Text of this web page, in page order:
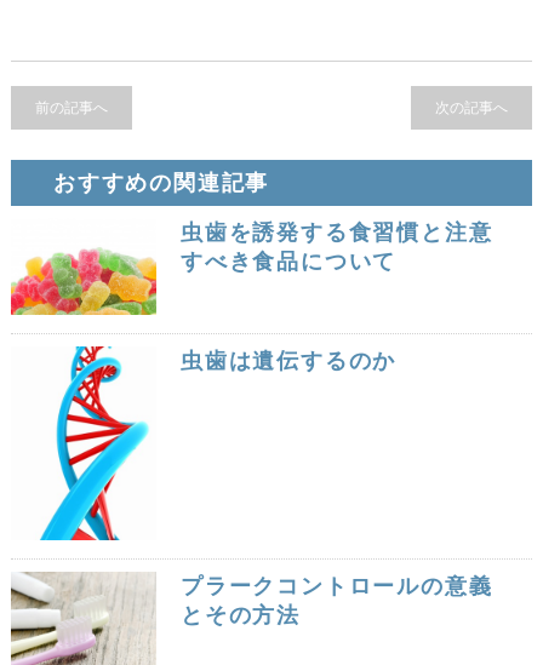
前の記事へ 次の記事へ
おすすめの関連記事
虫歯を誘発する食習慣と注意
すべき食品について
虫歯は遺伝するのか
プラークコントロールの意義
とその方法